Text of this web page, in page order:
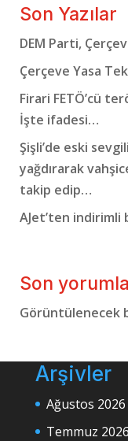
Son Yazılar
DEM Parti,
Çerçeve Yasa
Firari FETÖ’cü
İşte ifadesi…
Şişli’de eski
yağdırarak
takip edip…
AJet’ten indirimli
Son
Görüntülenecek
Arşivler
Ağustos 2026
Temmuz 2026